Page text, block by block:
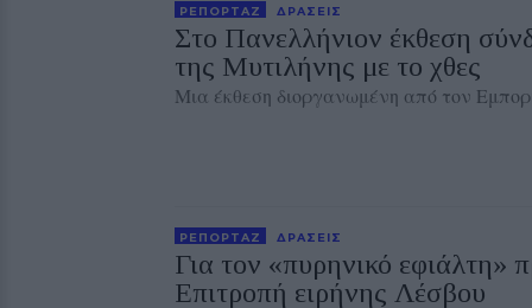
ΡΕΠΟΡΤΑΖ ΔΡΑΣΕΙΣ
Στο Πανελλήνιον έκθεση
της Μυτιλήνης με το χθες
Μια έκθεση διοργανωμένη από τον
ΡΕΠΟΡΤΑΖ ΔΡΑΣΕΙΣ
Για τον «πυρηνικό εφιάλτη»
Επιτροπή ειρήνης Λέσβου